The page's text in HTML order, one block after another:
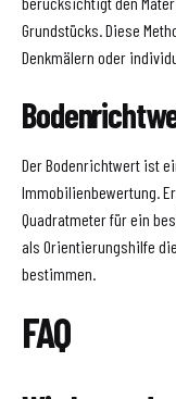
Grundstücks. Diese
Denkmälern oder
Der Bodenrichtwert ist
Immobilienbewertung.
Quadratmeter für ein
als Orientierungshilfe
bestimmen.
FAQ